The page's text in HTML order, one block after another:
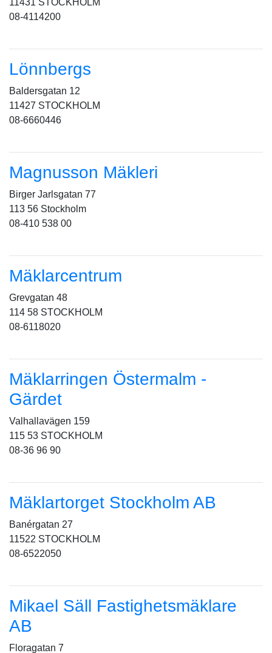
11431 STOCKHOLM
08-4114200
Lönnbergs
Baldersgatan 12
11427 STOCKHOLM
08-6660446
Magnusson Mäkleri
Birger Jarlsgatan 77
113 56 Stockholm
08-410 538 00
Mäklarcentrum
Grevgatan 48
114 58 STOCKHOLM
08-6118020
Mäklarringen Östermalm -
Gärdet
Valhallavägen 159
115 53 STOCKHOLM
08-36 96 90
Mäklartorget Stockholm AB
Banérgatan 27
11522 STOCKHOLM
08-6522050
Mikael Säll Fastighetsmäklare
AB
Floragatan 7